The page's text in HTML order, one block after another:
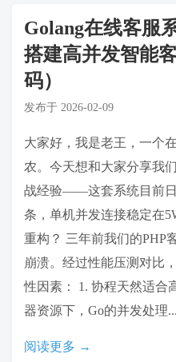
Golang在线客服
搭建高并发智能
码）
发布于 2026-02-09
大家好，我是老王，一个
农。今天想和大家分享我
战经验——这套系统目前
条，单机并发连接稳定在
重构？ 三年前我们的PHP
崩溃。经过性能压测对比
性因素： 1. 协程天然适合
器资源下，Go的并发处理...
阅读更多 →